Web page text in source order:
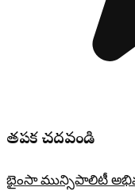
తప్పక చదవండి
భైంసా మున్సిపాలిటీ